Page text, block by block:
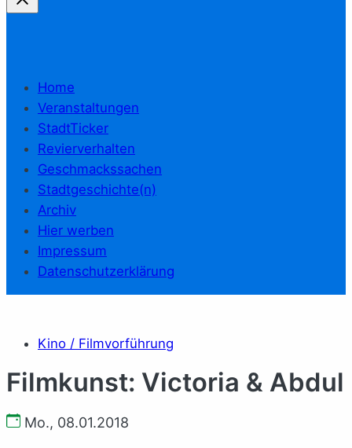
Home
Veranstaltungen
StadtTicker
Revierverhalten
Geschmackssachen
Stadtgeschichte(n)
Archiv
Hier werben
Impressum
Datenschutzerklärung
Kino / Filmvorführung
Filmkunst: Victoria & Abdul
Mo., 08.01.2018